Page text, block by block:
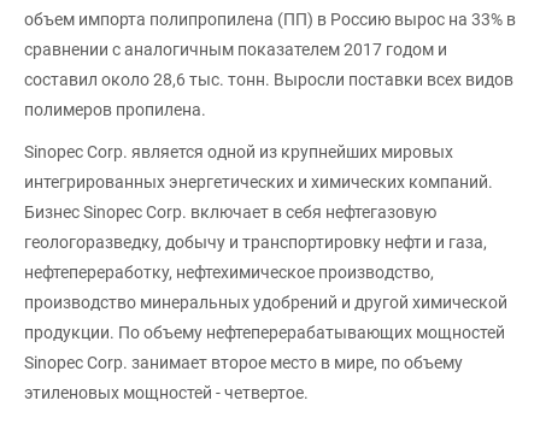
объем импорта полипропилена (ПП) в Россию вырос на 33% в
сравнении с аналогичным показателем 2017 годом и
составил около 28,6 тыс. тонн. Выросли поставки всех видов
полимеров пропилена.
Sinopec Corp. является одной из крупнейших мировых
интегрированных энергетических и химических компаний.
Бизнес Sinopec Corp. включает в себя нефтегазовую
геологоразведку, добычу и транспортировку нефти и газа,
нефтепереработку, нефтехимическое производство,
производство минеральных удобрений и другой химической
продукции. По объему нефтеперерабатывающих мощностей
Sinopec Corp. занимает второе место в мире, по объему
этиленовых мощностей - четвертое.